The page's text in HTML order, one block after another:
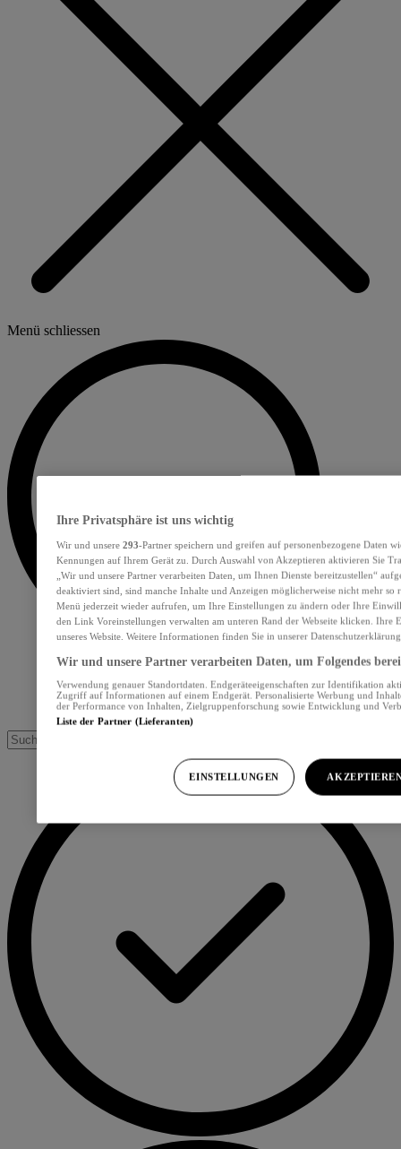
Menü schliessen
Ihre Privatsphäre ist uns wichtig
Wir und unsere 293-Partner speichern und greifen auf personenbezogene Daten
Kennungen auf Ihrem Gerät zu. Durch Auswahl von Akzeptieren aktivieren Sie
„Wir und unsere Partner verarbeiten Daten, um Ihnen Dienste bereitzustellen“
deaktiviert sind, sind manche Inhalte und Anzeigen möglicherweise nicht mehr so
Menü jederzeit wieder aufrufen, um Ihre Einstellungen zu ändern oder Ihre
den Link Voreinstellungen verwalten am unteren Rand der Webseite klicken. Ihre
unseres Website. Weitere Informationen finden Sie in unserer
Wir und unsere Partner verarbeiten Daten, um Folgendes
Verwendung genauer Standortdaten. Endgeräteeigenschaften zur Identifikation
Zugriff auf Informationen auf einem Endgerät. Personalisierte Werbung und
der Performance von Inhalten, Zielgruppenforschung sowie Entwicklung und
Liste der Partner (Lieferanten)
EINSTELLUNGEN